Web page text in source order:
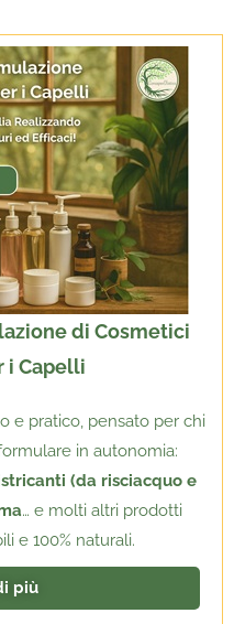
di Cosmetici
i Capelli
e pratico, pensato per chi
in autonomia:
(da risciacquo e
… e molti altri prodotti
e 100% naturali.
più